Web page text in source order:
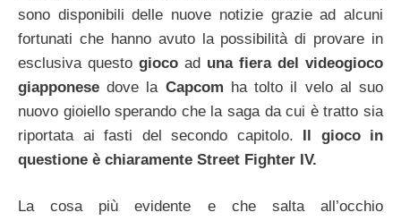
sono disponibili delle nuove notizie grazie ad alcuni
fortunati che hanno avuto la possibilità di provare in
esclusiva questo gioco ad una fiera del videogioco
giapponesedove la Capcom ha tolto il velo al suo
nuovo gioiello sperando che la saga da cui è tratto sia
riportata ai fasti del secondo capitolo. Il gioco in
questione è chiaramente Street Fighter IV.
La cosa più evidente e che salta all’occhio